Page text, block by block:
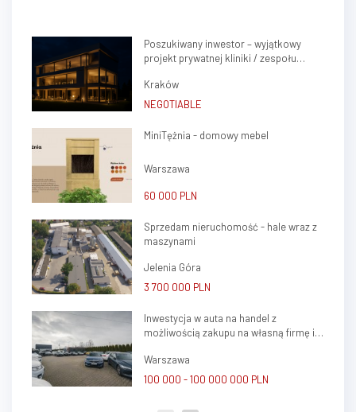
ścisłym centrum Jeleniej Góry,
jednego z najdynamiczniej
rozwijających się...
Poszukiwany inwestor – wyjątkowy
projekt prywatnej kliniki / zespołu
(Krowodrza)
Kraków
NEGOTIABLE
MiniTężnia - domowy mebel
Warszawa
60 000 PLN
Sprzedam nieruchomość - hale wraz z
maszynami
Jelenia Góra
3 700 000 PLN
Inwestycja w auta na handel z
możliwością zakupu na własną firmę i
Warszawa
100 000 - 100 000 000 PLN